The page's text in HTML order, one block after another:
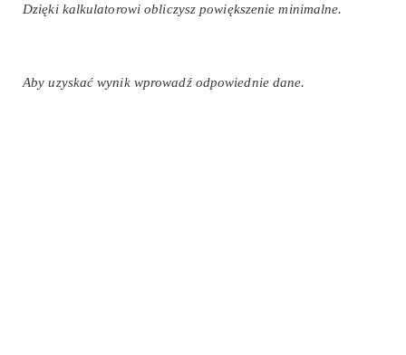
Dzięki kalkulatorowi obliczysz powiększenie minimalne.
Aby uzyskać wynik wprowadź odpowiednie dane.